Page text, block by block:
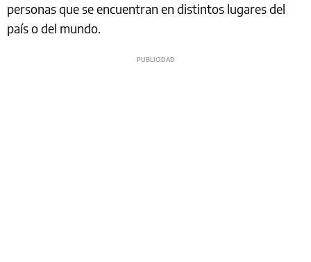
personas que se encuentran en distintos lugares del
país o del mundo.